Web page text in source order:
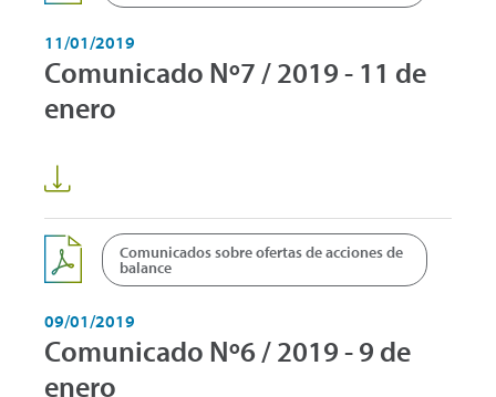
11/01/2019
Comunicado Nº7 / 2019 - 11 de
enero
Comunicados sobre ofertas de acciones de
balance
09/01/2019
Comunicado Nº6 / 2019 - 9 de
enero